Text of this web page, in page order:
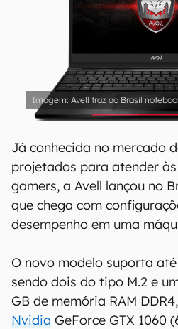
Avell traz ao Brasil
Já conhecida no mercado
projetados para atender
gamers, a Avell lançou no
que chega com
desempenho em uma
O novo modelo suporta até
sendo dois do tipo M.2 e
GB de memória RAM
Nvidia GeForce GTX 1060